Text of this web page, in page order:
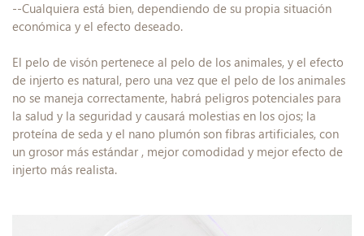
--Cualquiera está bien, dependiendo de su propia situación
económica y el efecto deseado.
El pelo de visón pertenece al pelo de los animales, y el efecto
de injerto es natural, pero una vez que el pelo de los animales
no se maneja correctamente, habrá peligros potenciales para
la salud y la seguridad y causará molestias en los ojos; la
proteína de seda y el nano plumón son fibras artificiales, con
un grosor más estándar , mejor comodidad y mejor efecto de
injerto más realista.